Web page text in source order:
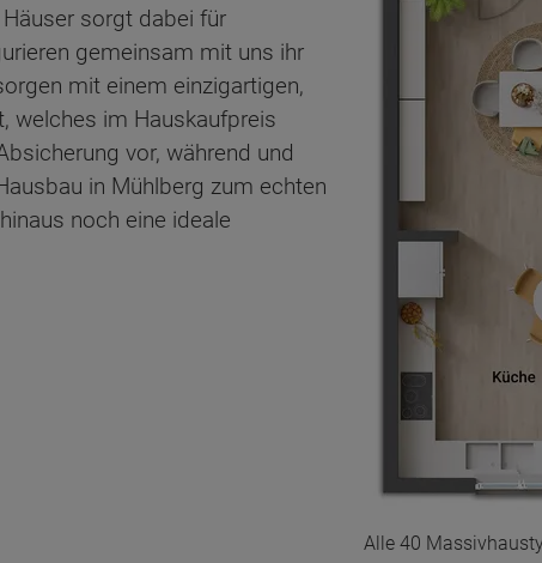
Alle 40
sorgt dabei für
gemeinsam mit uns ihr
mit einem einzigartigen,
welches im Hauskaufpreis
vor, während und
in Mühlberg zum echten
noch eine ideale
möchten Sie suchen?